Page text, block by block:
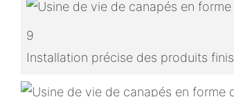
9
Installation précise des produits finis